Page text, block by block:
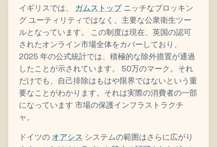
イギリスでは、 ガムストップニッチなブロッキン
グ ユーティリティではなく、主要な公衆衛生ツー
ルとなっています。 この制度は現在、英国の認可
されたオンライン市場全体をカバーしており、
2025 年の公式統計では、積極的な除外措置が通過
したことが示されています。 50万のマーク。それ
だけでも、自己排除はもはや限界ではないという重
要なことがわかります。それは実際の消費者の一部
になっています 市場の保護インフラストラクチ
ャ。
ドイツの オアシス システムの範囲はさらに広がり